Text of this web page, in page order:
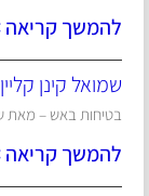
להמשך קריאה
שמואל קינן
בטיחות באש – מאת
להמשך קריאה